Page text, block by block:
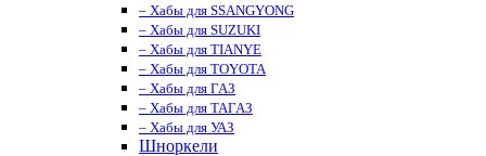
– Хабы для SSANGYONG
– Хабы для SUZUKI
– Хабы для TIANYE
– Хабы для TOYOTA
– Хабы для ГАЗ
– Хабы для ТАГАЗ
– Хабы для УАЗ
Шноркели